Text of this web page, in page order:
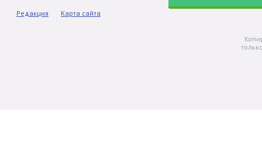
Редакция Карта сайта